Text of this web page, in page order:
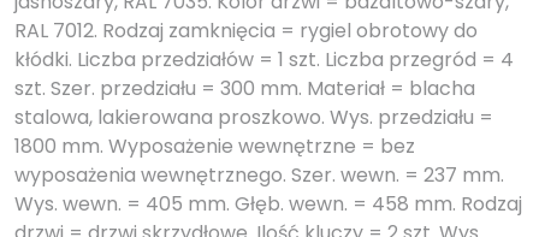
RAL 7012. Rodzaj zamknięcia = rygiel obrotowy do
kłódki. Liczba przedziałów = 1 szt. Liczba przegród = 4
szt. Szer. przedziału = 300 mm. Materiał = blacha
stalowa, lakierowana proszkowo. Wys. przedziału =
1800 mm. Wyposażenie wewnętrzne = bez
wyposażenia wewnętrznego. Szer. wewn. = 237 mm.
Wys. wewn. = 405 mm. Głęb. wewn. = 458 mm. Rodzaj